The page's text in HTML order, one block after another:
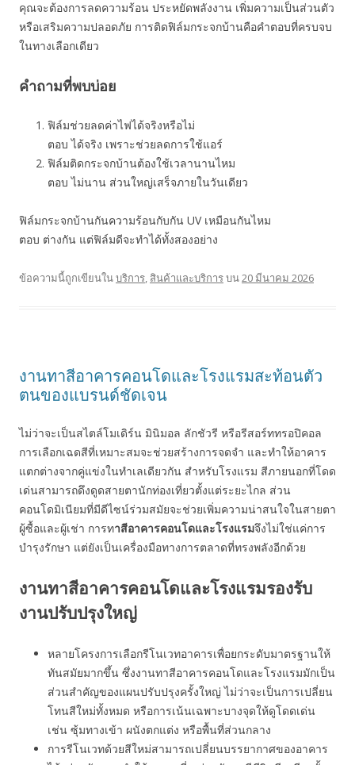
คุณจะต้องการลดความร้อน ประหยัดพลังงาน เพิ่มความเป็นส่วนตัว
หรือเสริมความปลอดภัย การติดฟิล์มกระจกบ้านคือคำตอบที่ครบจบ
ในทางเลือกเดียว
คำถามที่พบบ่อย
ฟิล์มช่วยลดค่าไฟได้จริงหรือไม่
ตอบ ได้จริง เพราะช่วยลดการใช้แอร์
ฟิล์มติดกระจกบ้านต้องใช้เวลานานไหม
ตอบ ไม่นาน ส่วนใหญ่เสร็จภายในวันเดียว
ฟิล์มกระจกบ้านกันความร้อนกับกัน UV เหมือนกันไหม
ตอบ ต่างกัน แต่ฟิล์มดีจะทำได้ทั้งสองอย่าง
ข้อความนี้ถูกเขียนในบริการ, สินค้าและบริการบน20 มีนาคม 2026
งานทาสีอาคารคอนโดและโรงแรมสะท้อนตัว
ตนของแบรนด์ชัดเจน
ไม่ว่าจะเป็นสไตล์โมเดิร์น มินิมอล ลักชัวรี หรือรีสอร์ททรอปิคอล
การเลือกเฉดสีที่เหมาะสมจะช่วยสร้างการจดจำ และทำให้อาคาร
แตกต่างจากคู่แข่งในทำเลเดียวกัน สำหรับโรงแรม สีภายนอกที่โดด
เด่นสามารถดึงดูดสายตานักท่องเที่ยวตั้งแต่ระยะไกล ส่วน
คอนโดมิเนียมที่มีดีไซน์ร่วมสมัยจะช่วยเพิ่มความน่าสนใจในสายตา
ผู้ซื้อและผู้เช่า การทาสีอาคารคอนโดและโรงแรมจึงไม่ใช่แค่การ
บำรุงรักษา แต่ยังเป็นเครื่องมือทางการตลาดที่ทรงพลังอีกด้วย
งานทาสีอาคารคอนโดและโรงแรมรองรับ
งานปรับปรุงใหญ่
หลายโครงการเลือกรีโนเวทอาคารเพื่อยกระดับมาตรฐานให้
ทันสมัยมากขึ้น ซึ่งงานทาสีอาคารคอนโดและโรงแรมมักเป็น
ส่วนสำคัญของแผนปรับปรุงครั้งใหญ่ ไม่ว่าจะเป็นการเปลี่ยน
โทนสีใหม่ทั้งหมด หรือการเน้นเฉพาะบางจุดให้ดูโดดเด่น
เช่น ซุ้มทางเข้า ผนังตกแต่ง หรือพื้นที่ส่วนกลาง
การรีโนเวทด้วยสีใหม่สามารถเปลี่ยนบรรยากาศของอาคาร